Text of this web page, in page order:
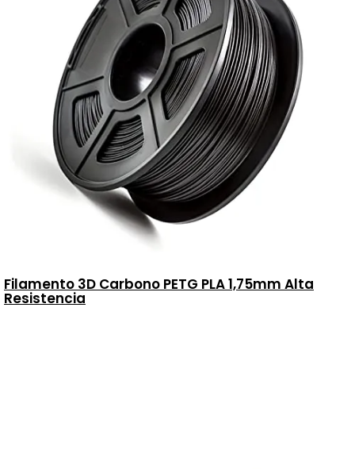
Filamento 3D Carbono PETG PLA 1,75mm Alta
Resistencia